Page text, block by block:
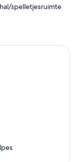
spelletjesruimte